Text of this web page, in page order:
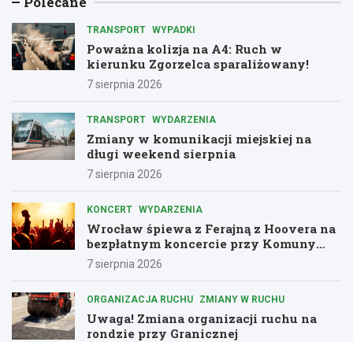
TRANSPORT WYPADKI
Poważna kolizja na A4: Ruch w
kierunku Zgorzelca sparaliżowany!
7 sierpnia 2026
TRANSPORT WYDARZENIA
Zmiany w komunikacji miejskiej na
długi weekend sierpnia
7 sierpnia 2026
KONCERT WYDARZENIA
Wrocław śpiewa z Ferajną z Hoovera na
bezpłatnym koncercie przy Komuny
Paryskiej
7 sierpnia 2026
ORGANIZACJA RUCHU ZMIANY W RUCHU
Uwaga! Zmiana organizacji ruchu na
rondzie przy Granicznej